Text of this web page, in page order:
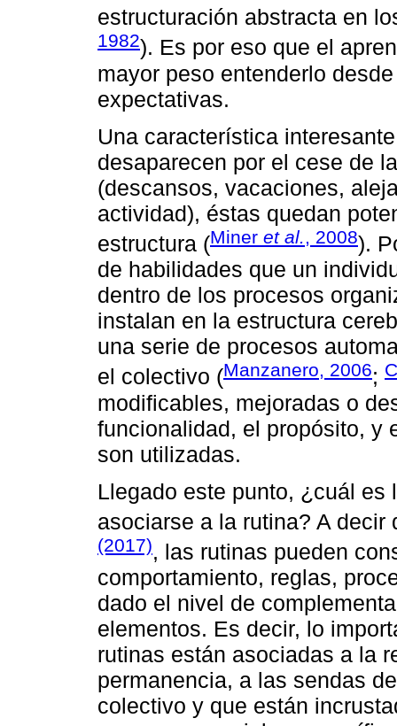
estructuración abstracta en
1982). Es por eso que el
mayor peso entenderlo
expectativas.
Una característica
desaparecen por el cese de
(descansos, vacaciones,
actividad), éstas quedan
estructura (Miner et al., 2008).
de habilidades que un
dentro de los procesos
instalan en la estructura
una serie de procesos
el colectivo (Manzanero, 2006;
modificables, mejoradas o
funcionalidad, el propósito, y
son utilizadas.
Llegado este punto, ¿cuál
asociarse a la rutina? A decir
(2017), las rutinas pueden
comportamiento, reglas,
dado el nivel de
elementos. Es decir, lo
rutinas están asociadas a la
permanencia, a las sendas
colectivo y que están